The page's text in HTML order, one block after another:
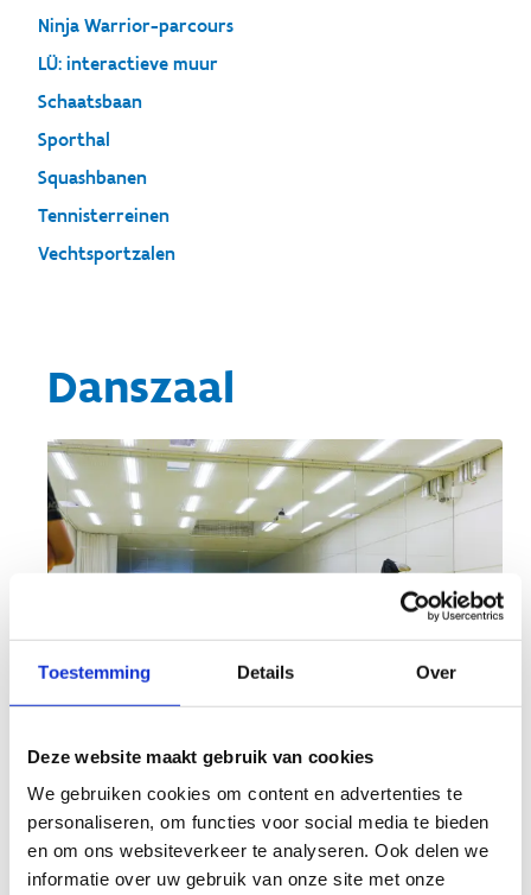
Toestemming Details Over
Deze website maakt gebruik van cookies
We gebruiken cookies om content en advertenties te
personaliseren, om functies voor social media te bieden
en om ons websiteverkeer te analyseren. Ook delen we
informatie over uw gebruik van onze site met onze
Ninja Warrior-parcours
LÜ: interactieve muur
Schaatsbaan
Sporthal
Squashbanen
Tennisterreinen
Vechtsportzalen
Danszaal
Zoals een danszaal hoort te
zijn
Welkom in onze danszaal, een ruimte die zich